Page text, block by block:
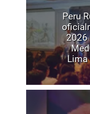
Peru
2026
Lima